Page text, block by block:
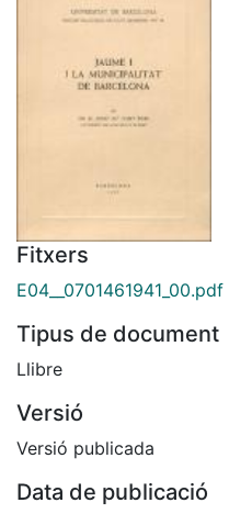
Fitxers
E04__0701461941_00.pdf
Tipus de document
Llibre
Versió
Versió publicada
Data de publicació